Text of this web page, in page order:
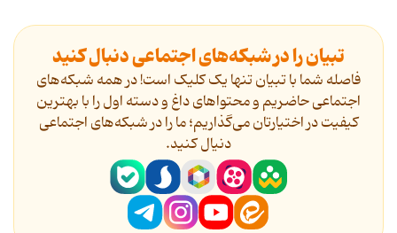
تبیان را در شبکه‌های اجتماعی دنبال کنید
فاصله شما با تبیان تنها یک کلیک است! در همه شبکه‌های
اجتماعی حاضریم و محتواهای داغ و دسته اول را با بهترین
کیفیت در اختیارتان می‌گذاریم؛ ما را در شبکه‌های اجتماعی
دنیال کنید.